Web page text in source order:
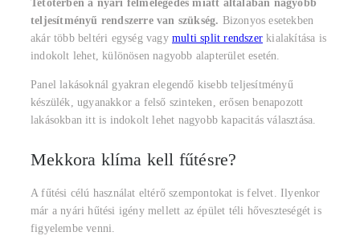
Tetőtérben a nyári felmelegedés miatt általában nagyobb
teljesítményű rendszerre van szükség. Bizonyos esetekben
akár több beltéri egység vagy multi split rendszer kialakítása is
indokolt lehet, különösen nagyobb alapterület esetén.
Panel lakásoknál gyakran elegendő kisebb teljesítményű
készülék, ugyanakkor a felső szinteken, erősen benapozott
lakásokban itt is indokolt lehet nagyobb kapacitás választása.
Mekkora klíma kell fűtésre?
A fűtési célú használat eltérő szempontokat is felvet. Ilyenkor
már a nyári hűtési igény mellett az épület téli hőveszteségét is
figyelembe venni.